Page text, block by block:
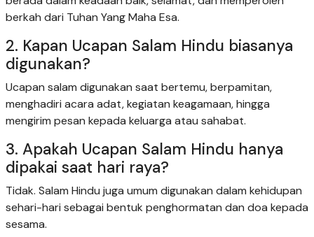
berkah dari Tuhan Yang Maha Esa.
2. Kapan Ucapan Salam Hindu biasanya
digunakan?
Ucapan salam digunakan saat bertemu, berpamitan,
menghadiri acara adat, kegiatan keagamaan, hingga
mengirim pesan kepada keluarga atau sahabat.
3. Apakah Ucapan Salam Hindu hanya
dipakai saat hari raya?
Tidak. Salam Hindu juga umum digunakan dalam kehidupan
sehari-hari sebagai bentuk penghormatan dan doa kepada
sesama.